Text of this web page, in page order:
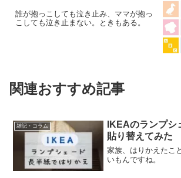
誰が抱っこしても泣き止み、ママが抱っ
こしても泣き止まない。ときもある。
関連おすすめ記事
雑記・コラム
IKEAのランプ
貼り替えてみた
家族、はりかえたこ
いもんですね。